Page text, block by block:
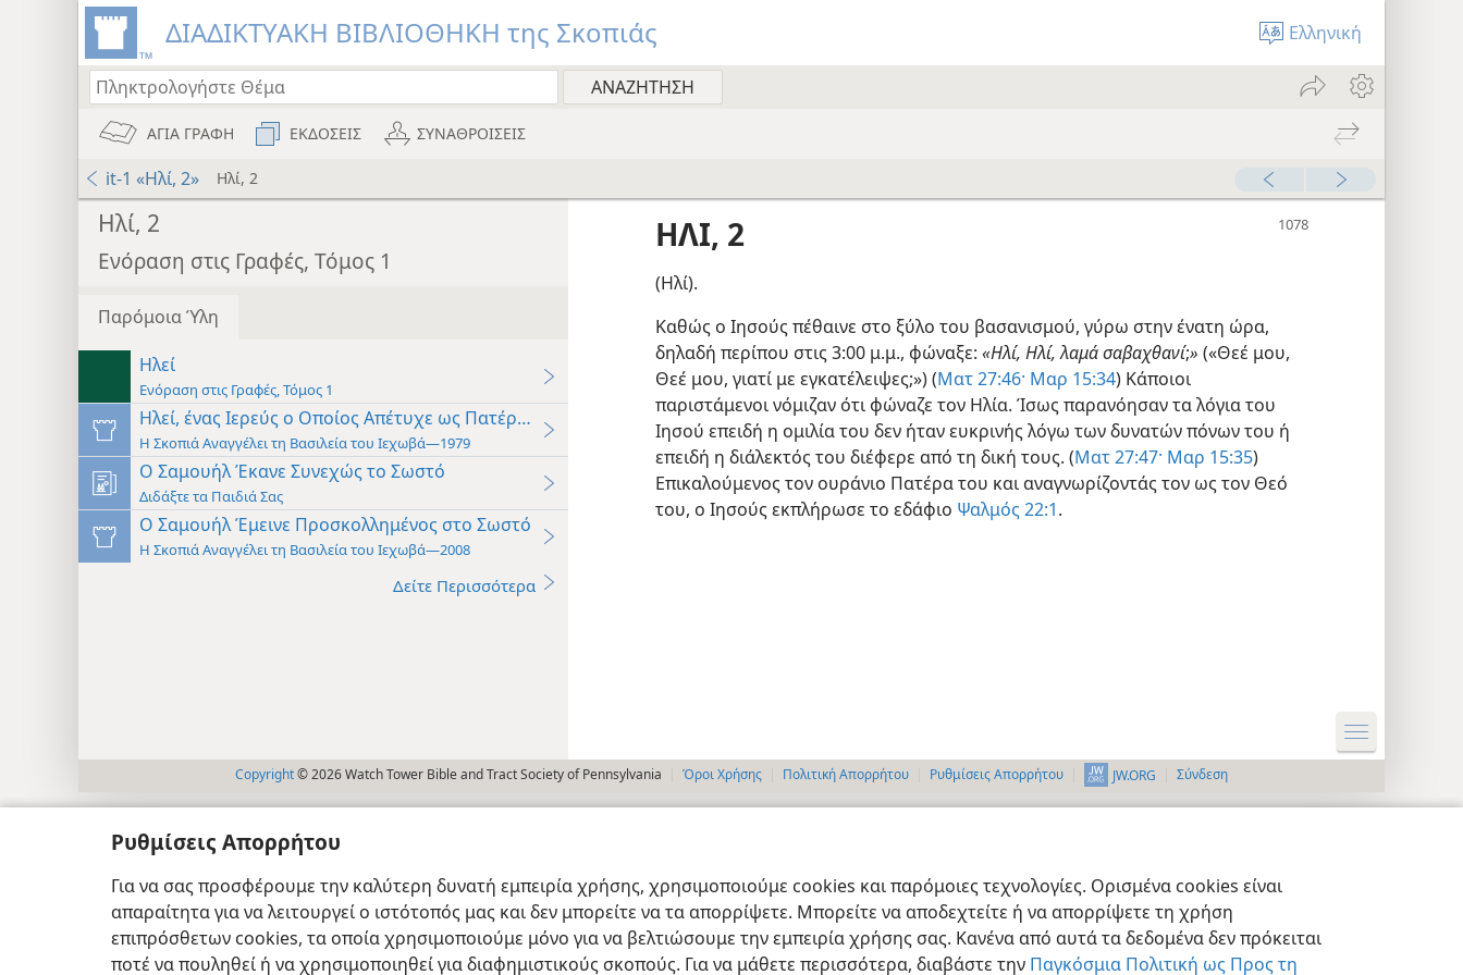
Ρυθμίσεις Απορρήτου
Για να σας προσφέρουμε την καλύτερη δυνατή εμπειρία χρήσης, χρησιμοποιούμε cookies και παρόμοιες τεχνολογίες. Ορισμένα cookies είναι
απαραίτητα για να λειτουργεί ο ιστότοπός μας και δεν μπορείτε να τα απορρίψετε. Μπορείτε να αποδεχτείτε ή να απορρίψετε τη χρήση
επιπρόσθετων cookies, τα οποία χρησιμοποιούμε μόνο για να βελτιώσουμε την εμπειρία χρήσης σας. Κανένα από αυτά τα δεδομένα δεν πρόκειται
ποτέ να πουληθεί ή να χρησιμοποιηθεί για διαφημιστικούς σκοπούς. Για να μάθετε περισσότερα, διαβάστε την Παγκόσμια Πολιτική ως Προς τη
ΔΙΑΔΙΚΤΥΑΚΗ ΒΙΒΛΙΟΘΗΚΗ της Σκοπιάς Ελληνική
ΑΓΙΑ ΓΡΑΦΗ ΕΚΔΟΣΕΙΣ ΣΥΝΑΘΡΟΙΣΕΙΣ
it-1 «Ηλί, 2» Ηλί, 2
Ηλί, 2
Ενόραση στις Γραφές, Τόμος 1
Παρόμοια Ύλη
Ηλεί
Ενόραση στις Γραφές, Τόμος 1
Ηλεί, ένας Ιερεύς ο Οποίος Απέτυχε ως Πατέρας
Η Σκοπιά Αναγγέλει τη Βασιλεία του Ιεχωβά—1979
Ο Σαμουήλ Έκανε Συνεχώς το Σωστό
Διδάξτε τα Παιδιά Σας
Ο Σαμουήλ Έμεινε Προσκολλημένος στο Σωστό
Η Σκοπιά Αναγγέλει τη Βασιλεία του Ιεχωβά—2008
Δείτε Περισσότερα
ΗΛΙ, 2
(Ηλί).
Καθώς ο Ιησούς πέθαινε στο ξύλο του βασανισμού, γύρω στην ένατη ώρα,
δηλαδή περίπου στις 3:00 μ.μ., φώναξε: «Ηλί, Ηλί, λαμά σαβαχθανί;» («Θεέ μου,
Θεέ μου, γιατί με εγκατέλειψες;») (Ματ 27:46· Μαρ 15:34) Κάποιοι
παριστάμενοι νόμιζαν ότι φώναζε τον Ηλία. Ίσως παρανόησαν τα λόγια του
Ιησού επειδή η ομιλία του δεν ήταν ευκρινής λόγω των δυνατών πόνων του ή
επειδή η διάλεκτός του διέφερε από τη δική τους. (Ματ 27:47· Μαρ 15:35)
Επικαλούμενος τον ουράνιο Πατέρα του και αναγνωρίζοντάς τον ως τον Θεό
του, ο Ιησούς εκπλήρωσε το εδάφιο Ψαλμός 22:1.
Copyright© 2026 Watch Tower Bible and Tract Society of Pennsylvania Όροι Χρήσης Πολιτική Απορρήτου Ρυθμίσεις Απορρήτου JW.ORG Σύνδεση